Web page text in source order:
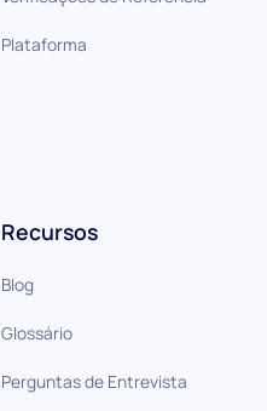
Plataforma
Recursos
Blog
Glossário
Perguntas de Entrevista